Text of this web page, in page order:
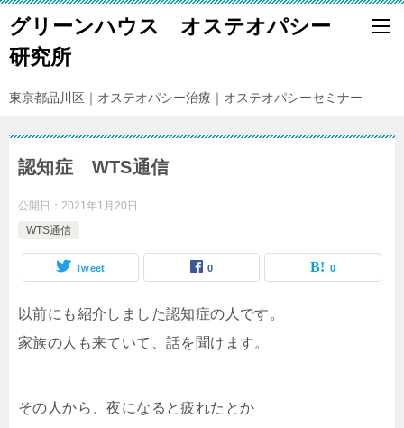
グリーンハウス オステオパシー
研究所
東京都品川区｜オステオパシー治療｜オステオパシーセミナー
認知症 WTS通信
公開日： 2021年1月20日
WTS通信
Tweet 0 0
以前にも紹介しました認知症の人です。
家族の人も来ていて、話を聞けます。
その人から、夜になると疲れたとか